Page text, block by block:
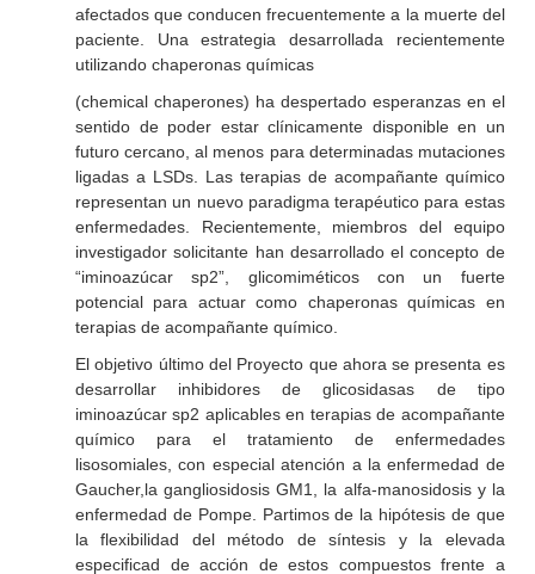
afectados que conducen frecuentemente a la muerte del
paciente. Una estrategia desarrollada recientemente
utilizando chaperonas químicas
(chemical chaperones) ha despertado esperanzas en el
sentido de poder estar clínicamente disponible en un
futuro cercano, al menos para determinadas mutaciones
ligadas a LSDs. Las terapias de acompañante químico
representan un nuevo paradigma terapéutico para estas
enfermedades. Recientemente, miembros del equipo
investigador solicitante han desarrollado el concepto de
“iminoazúcar sp2”, glicomiméticos con un fuerte
potencial para actuar como chaperonas químicas en
terapias de acompañante químico.
El objetivo último del Proyecto que ahora se presenta es
desarrollar inhibidores de glicosidasas de tipo
iminoazúcar sp2 aplicables en terapias de acompañante
químico para el tratamiento de enfermedades
lisosomiales, con especial atención a la enfermedad de
Gaucher,la gangliosidosis GM1, la alfa-manosidosis y la
enfermedad de Pompe. Partimos de la hipótesis de que
la flexibilidad del método de síntesis y la elevada
especificad de acción de estos compuestos frente a